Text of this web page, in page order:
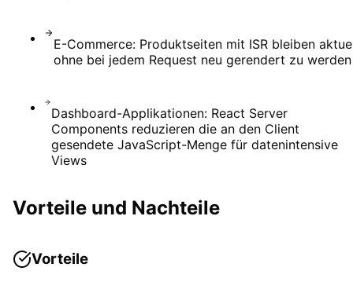
E-Commerce: Produktseiten mit ISR bleiben
ohne bei jedem Request neu gerendert zu werden
Dashboard-Applikationen: React Server
Components reduzieren die an den Client
gesendete JavaScript-Menge für datenintensive
Views
Vorteile und Nachteile
Vorteile